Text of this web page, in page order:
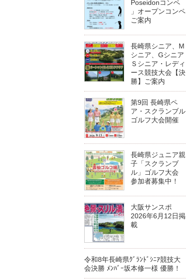
Poseidonコンペ
」オープンコンペ
ご案内
長崎県シニア、M
シニア、Gシニア
Ｓシニア・レディ
ース競技大会【決
勝】ご案内
第9回 長崎県ペ
ア・スクランブル
ゴルフ大会開催
長崎県ジュニア親
子「スクランブ
ル」ゴルフ大会
参加者募集中！
大阪サンスポ
2026年6月12日掲
載
令和8年長崎県ｸﾞﾗﾝﾄﾞｼﾆｱ競技大
会決勝 ﾒﾝﾊﾞｰ坂本修一様 優勝！